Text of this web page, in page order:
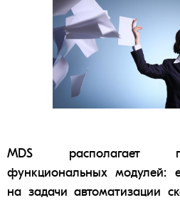
MDS располагает
функциональных модулей:
на задачиавтоматизации